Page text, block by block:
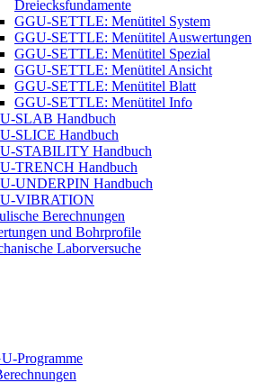
Dreiecksfundamente
GGU-SETTLE: Menütitel System
GGU-SETTLE: Menütitel Auswertungen
GGU-SETTLE: Menütitel Spezial
GGU-SETTLE: Menütitel Ansicht
GGU-SETTLE: Menütitel Blatt
GGU-SETTLE: Menütitel Info
SLAB Handbuch
SLICE Handbuch
STABILITY Handbuch
TRENCH Handbuch
UNDERPIN Handbuch
VIBRATION
Berechnungen
und Bohrprofile
Laborversuche
Programme